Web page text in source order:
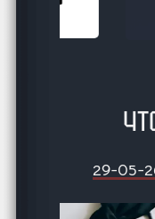
29-05-